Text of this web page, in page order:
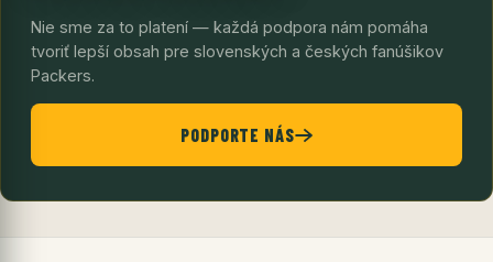
Nie sme za to platení — každá podpora nám pomáha
tvoriť lepší obsah pre slovenských a českých fanúšikov
Packers.
PODPORTE NÁS